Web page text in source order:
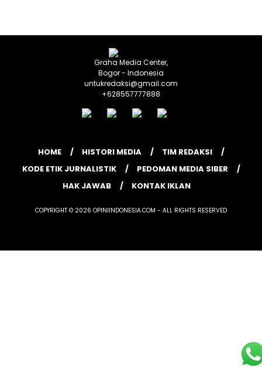
Graha Media Center,
Bogor - Indonesia
untukredaksi@gmail.com
+628557777888
HOME HISTORI MEDIA
TIM REDAKSI
KODE ETIK JURNALISTIK
PEDOMAN MEDIA SIBER
HAK JAWAB
KONTAK IKLAN
COPYRIGHT © 2026 OPINIINDONESIA.COM - ALL RIGHTS RESERVED